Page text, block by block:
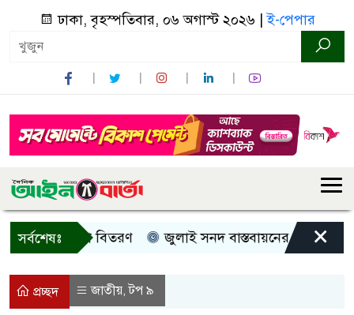
ঢাকা, বৃহস্পতিবার, ০৬ অগাস্ট ২০২৬ |ই-পেপার
সর্বশেষঃ
নগদ সহায়তা বিতরণ জুলাই সনদ বাস্তবায়নের দাবিতে×
প্রচ্ছদ জাতীয়,টপ ৯